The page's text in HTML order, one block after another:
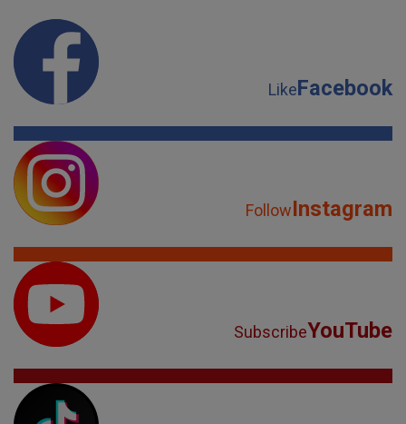
LikeFacebook
FollowInstagram
SubscribeYouTube